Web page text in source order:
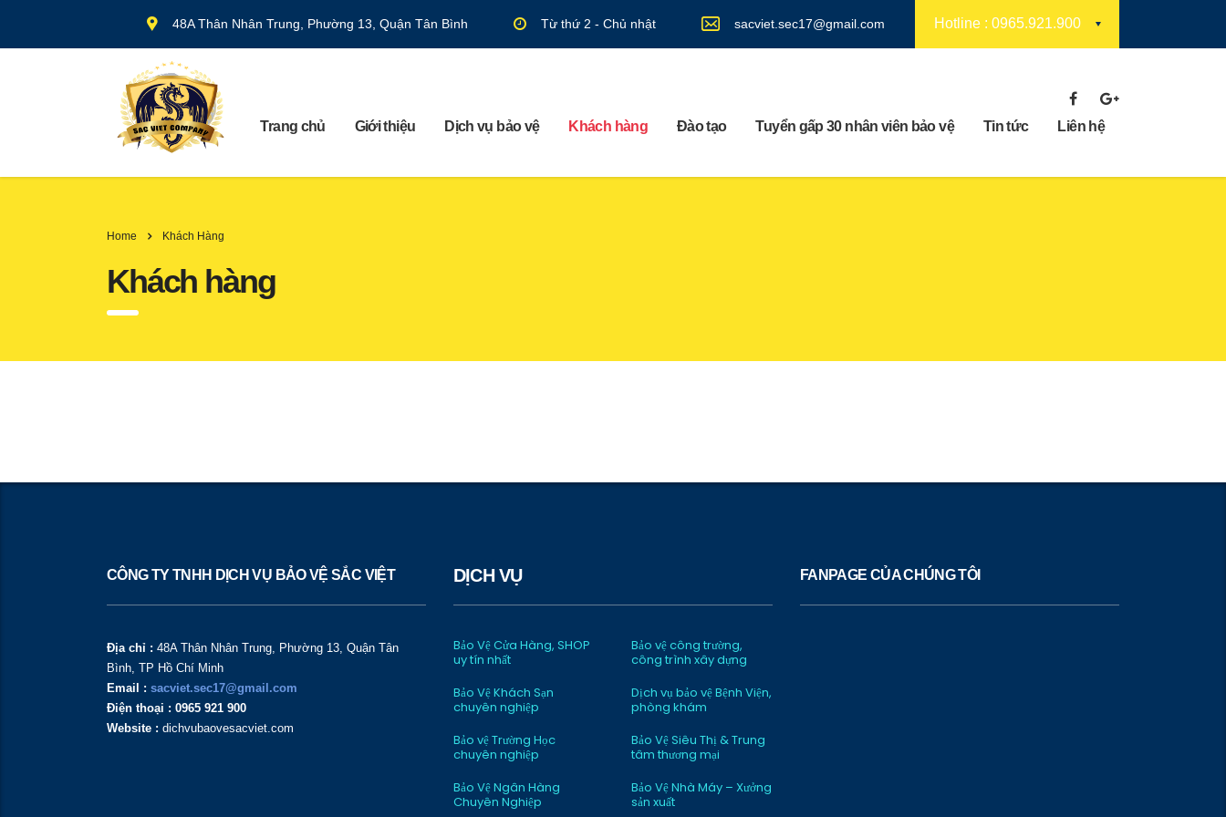
Hotline : 0965.921.900
48A Thân Nhân Trung, Phường 13, Quận Tân Bình Từ thứ 2 - Chủ nhật sacviet.sec17@gmail.com
Trang chủ Giới thiệu Dịch vụ bảo vệ Khách hàng Đào tạo Tuyển gấp 30 nhân viên bảo vệ Tin tức Liên hệ
Home Khách Hàng
Khách hàng
CÔNG TY TNHH DỊCH VỤ BẢO VỆ SẮC VIỆT
Địa chỉ : 48A Thân Nhân Trung, Phường 13, Quận Tân
Bình, TP Hồ Chí Minh
Email : sacviet.sec17@gmail.com
Điện thoại : 0965 921 900
Website : dichvubaovesacviet.com
DỊCH VỤ
Bảo Vệ Cửa Hàng, SHOP
uy tín nhất
Bảo vệ công trường,
công trình xây dựng
Bảo Vệ Khách Sạn
chuyên nghiệp
Dịch vụ bảo vệ Bệnh Viện,
phòng khám
Bảo vệ Trường Học
chuyên nghiệp
Bảo Vệ Siêu Thị & Trung
tâm thương mại
Bảo Vệ Ngân Hàng
Chuyên Nghiệp
Bảo Vệ Nhà Máy – Xưởng
sản xuất
FANPAGE CỦA CHÚNG TÔI